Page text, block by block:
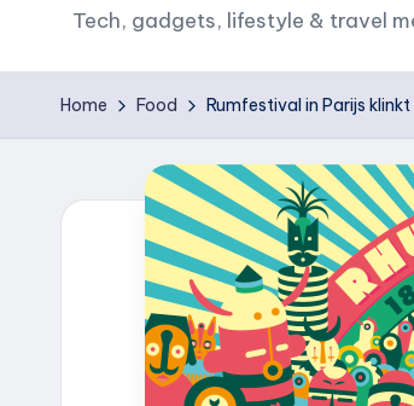
D
r
a
Tech, gadgets, lifestyle & travel
Home Food Rumfestival in Parijs